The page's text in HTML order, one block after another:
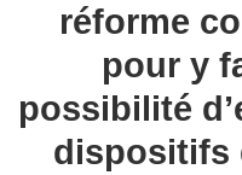
réforme
pour y
possibilité
dispositifs